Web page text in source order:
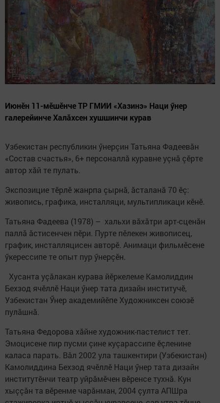
Июнӗн 11-мӗшӗнче ТР ГМИИ «Хазинэ» Наци ӳнер
галерейинче Халăхсен хушшинчи курав
Узбекистан республикин ӳнерçин Татьяна Фадеевăн
«Состав счастья», 6+ персоналлă куравне уçнă çӗрте
автор хăй те пулать.
Экспозицие тӗрлӗ жанрпа çырнă, ăсталанă 70 ӗç:
живопись, графика, инсталляци, мультипликаци кӗнӗ.
Татьяна Фадеева (1978) – хальхи вăхăтри арт-сценăн
паллă ăстисенчен пӗри. Пурте пӗлекен живописец,
график, инсталляцисен авторӗ. Анимаци фильмӗсене
ӳкерессипе те опыт пур ӳнерçӗн.
Хусанта уçăлакан курава йӗркелеме Камолиддин
Бехзод ячӗллӗ Наци ӳнер тата дизайн институчӗ,
Узбекистан Ӳнер академийӗпе Художниксен союзӗ
пулăшнă.
Татьяна Федорова хăйне художник-пастелист тет.
Эмоцисене пир пусми çине куçарассипе ӗçленине
каласа парать. Вăл 2002 ула ташкентири (Узбекистан)
Камолиддина Бехзод ячӗллӗ Наци ӳнер тата дизайн
институтӗнчи театр уйрăмӗчен вӗренсе тухнă. Кун
хыççăн та вӗренме чарăнман, 2004 çулта АПШра